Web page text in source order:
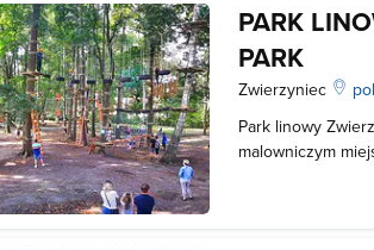
PARK
PARK
Zwierzyniec
Park linowy
malowniczym